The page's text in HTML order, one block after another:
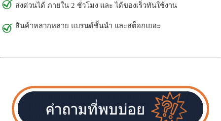
ส่งด่วนได้ ภายใน 2 ชั่วโมง และ ได้ของเร็วทันใช้งาน
สินค้าหลากหลาย แบรนด์ชั้นนำ และสต็อกเยอะ